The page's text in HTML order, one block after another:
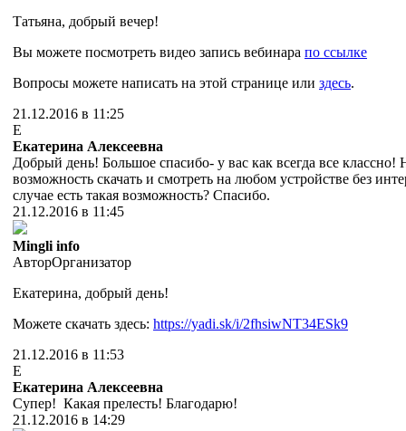
Татьяна, добрый вечер!
Вы можете посмотреть видео запись вебинара по ссылке
Вопросы можете написать на этой странице или здесь.
21.12.2016 в 11:25
Е
Екатерина Алексеевна
Добрый день! Большое спасибо- у вас как всегда все классно!
возможность скачать и смотреть на любом устройстве без
случае есть такая возможность? Спасибо.
21.12.2016 в 11:45
Mingli info
АвторОрганизатор
Екатерина, добрый день!
Можете скачать здесь: https://yadi.sk/i/2fhsiwNT34ESk9
21.12.2016 в 11:53
Е
Екатерина Алексеевна
Супер! Какая прелесть! Благодарю!
21.12.2016 в 14:29